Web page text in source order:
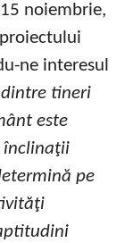
noiembrie,
ne interesul
dintre tineri
este
înclinaţii
pe